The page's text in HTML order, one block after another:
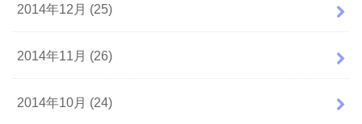
2014年12月 (25)
2014年11月 (26)
2014年10月 (24)